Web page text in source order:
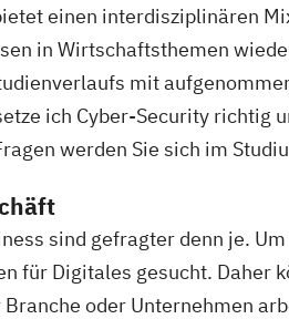
einen interdisziplinären
in Wirtschaftsthemen
mit
ich Cyber-Security
werden Sie sich im
sind gefragter denn je.
für Digitales gesucht. Daher
oder Unternehmen